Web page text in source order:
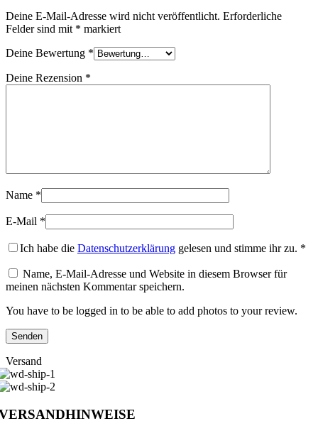
Deine E-Mail-Adresse wird nicht veröffentlicht. Erforderliche
Felder sind mit * markiert
Deine Bewertung *
Deine Rezension *
Name *
E-Mail *
Ich habe die Datenschutzerklärung gelesen und stimme ihr zu. *
Name, E-Mail-Adresse und Website in diesem Browser für
meinen nächsten Kommentar speichern.
You have to be logged in to be able to add photos to your review.
Versand